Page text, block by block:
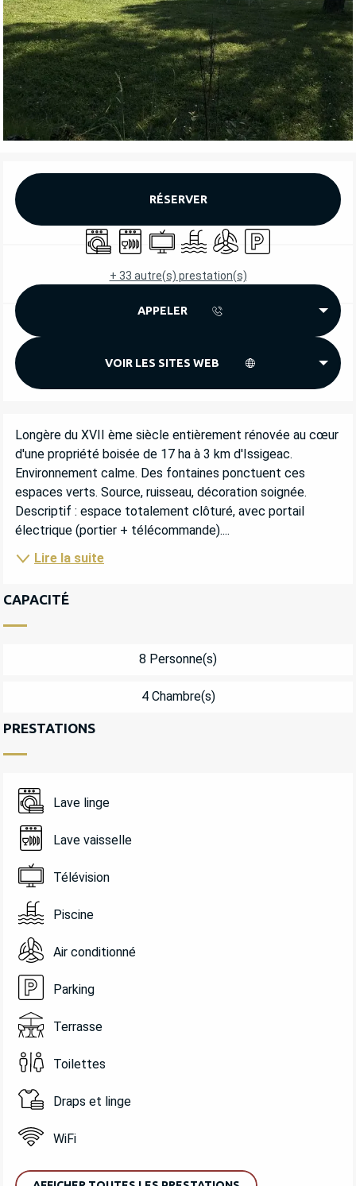
OUVERTURE ET COORDONNÉES
RÉSERVER
Lave lingeLave vaisselle
TélévisionPiscineAir conditionné
Parking
+ 33 autre(s) prestation(s)
APPELER
VOIR LES SITES WEB
DESCRIPTION
Longère du XVII ème siècle entièrement rénovée au cœur
d'une propriété boisée de 17 ha à 3 km d'Issigeac.
Environnement calme. Des fontaines ponctuent ces
espaces verts. Source, ruisseau, décoration soignée.
Descriptif : espace totalement clôturé, avec portail
électrique (portier + télécommande)....
Lire la suite
CAPACITÉ
8 Personne(s)
4 Chambre(s)
PRESTATIONS
Lave linge
Lave vaisselle
Télévision
Piscine
Air conditionné
Parking
Terrasse
Toilettes
Draps et linge
WiFi